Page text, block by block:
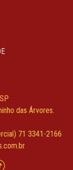
das Árvores.
71 3341-2166